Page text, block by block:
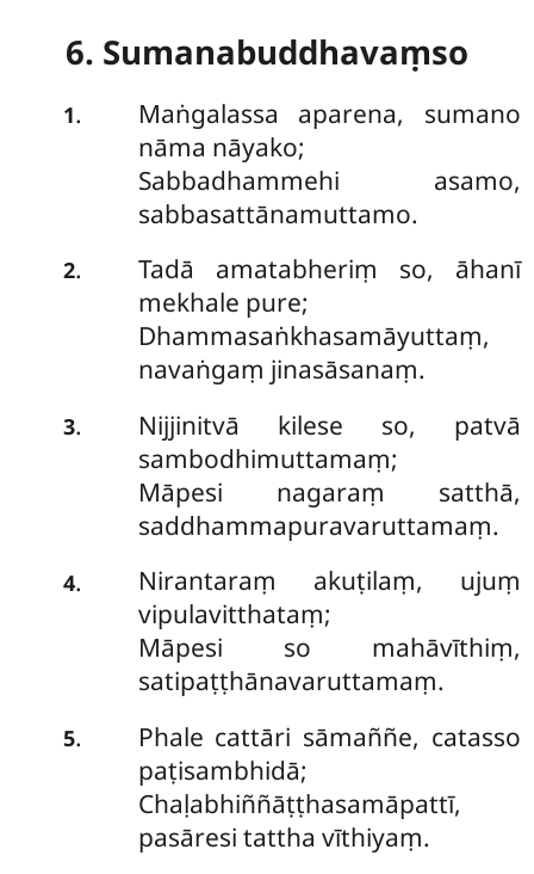
6. Sumanabuddhavaṃso
1.
Maṅgalassa aparena, sumano
nāma nāyako;
Sabbadhammehi asamo,
sabbasattānamuttamo.
2.
Tadā amatabheriṃ so, āhanī
mekhale pure;
Dhammasaṅkhasamāyuttaṃ,
navaṅgaṃ jinasāsanaṃ.
3.
Nijjinitvā kilese so, patvā
sambodhimuttamaṃ;
Māpesi nagaraṃ satthā,
saddhammapuravaruttamaṃ.
4.
Nirantaraṃ akuṭilaṃ, ujuṃ
vipulavitthataṃ;
Māpesi so mahāvīthiṃ,
satipaṭṭhānavaruttamaṃ.
5. Phale cattāri sāmaññe, catasso
paṭisambhidā;
Chaḷabhiññāṭṭhasamāpattī,
pasāresi tattha vīthiyaṃ.